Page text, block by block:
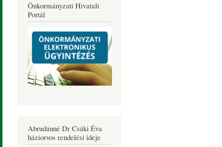
Önkormányzati Hivatali
Portál
Abrudánné Dr Csáki Éva
háziorvos rendelési ideje